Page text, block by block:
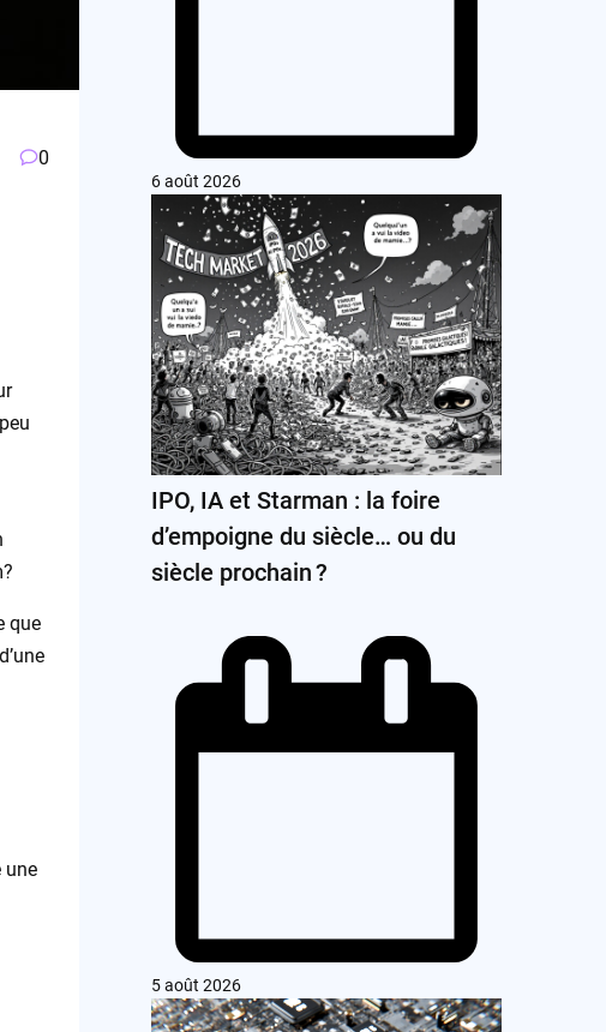
0
que
une
6 août 2026
IPO, IA et Starman : la foire
d’empoigne du siècle… ou du
siècle prochain ?
5 août 2026